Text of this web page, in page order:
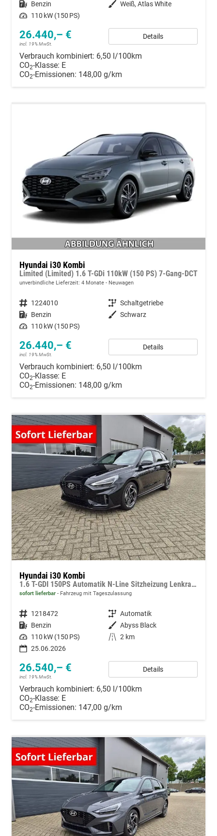
Kraftstoff Benzin Außenfarbe Weiß, Atlas White
Leistung 110 kW (150 PS)
26.440,– €
incl. 19% MwSt.
Details
Verbrauch kombiniert: 6,50 l/100km
CO2-Klasse: E
CO2-Emissionen: 148,00 g/km
Hyundai i30 Kombi
Limited (Limited) 1.6 T-GDi 110kW (150 PS) 7-Gang-DCT
unverbindliche Lieferzeit: 4 Monate Neuwagen
Fahrzeugnummer 1224010 Getriebe Schaltgetriebe
Kraftstoff Benzin Außenfarbe Schwarz
Leistung 110 kW (150 PS)
26.440,– €
incl. 19% MwSt.
Details
Verbrauch kombiniert: 6,50 l/100km
CO2-Klasse: E
CO2-Emissionen: 148,00 g/km
Hyundai i30 Kombi
1.6 T-GDI 150PS Automatik N-Line Sitzheizung Lenkradheizung Klimaautomatik Navi 10,3"-Touchscreen Bluelink Apple CarPlay + Android Auto PDC v+h Rückf.Kamera 18-LM
sofort lieferbar Fahrzeug mit Tageszulassung
Fahrzeugnummer 1218472 Getriebe Automatik
Kraftstoff Benzin Außenfarbe Abyss Black
Leistung 110 kW (150 PS) Kilometerstand 2 km
25.06.2026
26.540,– €
incl. 19% MwSt.
Details
Verbrauch kombiniert: 6,50 l/100km
CO2-Klasse: E
CO2-Emissionen: 147,00 g/km